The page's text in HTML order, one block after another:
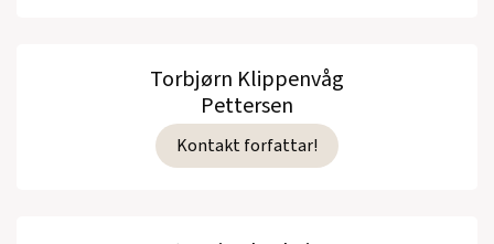
Torbjørn Klippenvåg
Pettersen
Kontakt forfattar!